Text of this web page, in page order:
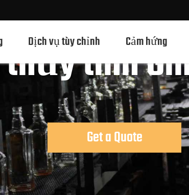
Chai Thủy Tinh Rượu Mạnh 750ml
Chai Thủy Tinh Rượu Mạnh 700ml
Chai Thủy Tinh Rượu Mạnh 500ml
Chai thủy tinh 1L Spirits
Chai Thủy Tinh Rượu Mạnh 50ml
Dịch vụ tùy chỉnh Cảm hứng
tinh
Get a Quote